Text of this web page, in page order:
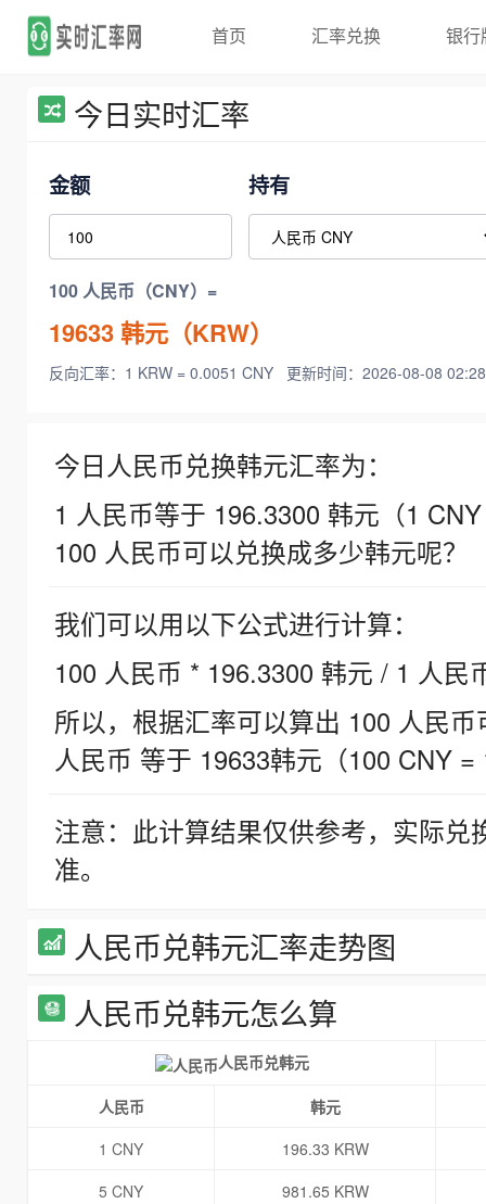
首页 汇率兑换 银行
今日实时汇率
金额 持有
100 人民币（CNY）=
19633韩元（KRW）
反向汇率：1 KRW = 0.0051 CNY 更新时间：2026-08-08
今日人民币兑换韩元汇率为：
1 人民币等于 196.3300 韩元（1
100 人民币可以兑换成多少韩元呢？
我们可以用以下公式进行计算：
100 人民币 * 196.3300 韩元 / 1 人民
所以，根据汇率可以算出 100 人民
人民币 等于 19633韩元（100 CNY =
注意：此计算结果仅供参考，实际
准。
人民币兑韩元汇率走势图
人民币兑韩元怎么算
人民币兑韩元
人民币
韩元
1 CNY
196.33 KRW
5 CNY
981.65 KRW